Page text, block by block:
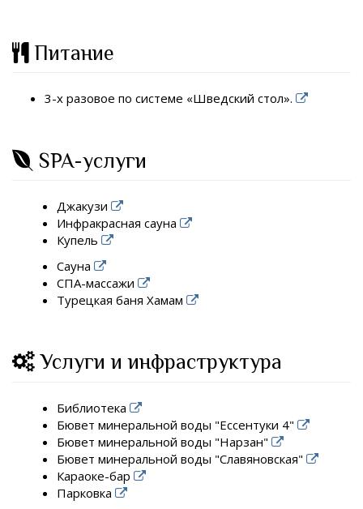
Питание
3-х разовое по системе «Шведский стол».
SPA-услуги
Джакузи
Инфракрасная сауна
Купель
Сауна
СПА-массажи
Турецкая баня Хамам
Услуги и инфраструктура
Библиотека
Бювет минеральной воды "Ессентуки 4"
Бювет минеральной воды "Нарзан"
Бювет минеральной воды "Славяновская"
Караоке-бар
Парковка